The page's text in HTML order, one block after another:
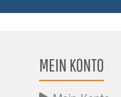
MEIN KONTO